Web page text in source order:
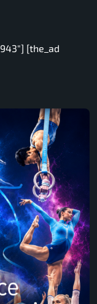
[the_ad